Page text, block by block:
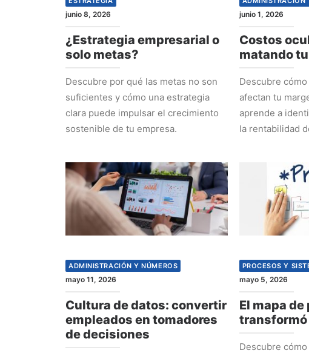
junio 8, 2026
¿Estrategia empresarial o
solo metas?
Descubre por qué las metas no son
suficientes y cómo una estrategia
clara puede impulsar el crecimiento
sostenible de tu empresa.
junio 1, 2026
Costos
matando
Descubre
afectan tu
aprende a
la rentabilidad
ADMINISTRACIÓN Y NÚMEROS
mayo 11, 2026
Cultura de datos: convertir
empleados en tomadores
de decisiones
PROCESOS Y
mayo 5, 2026
El mapa
transformó
Descubre